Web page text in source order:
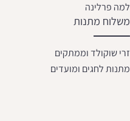
למה פרלינה
משלוח מתנות
זרי שוקולד וממתקים
מתנות לחגים ומועדים